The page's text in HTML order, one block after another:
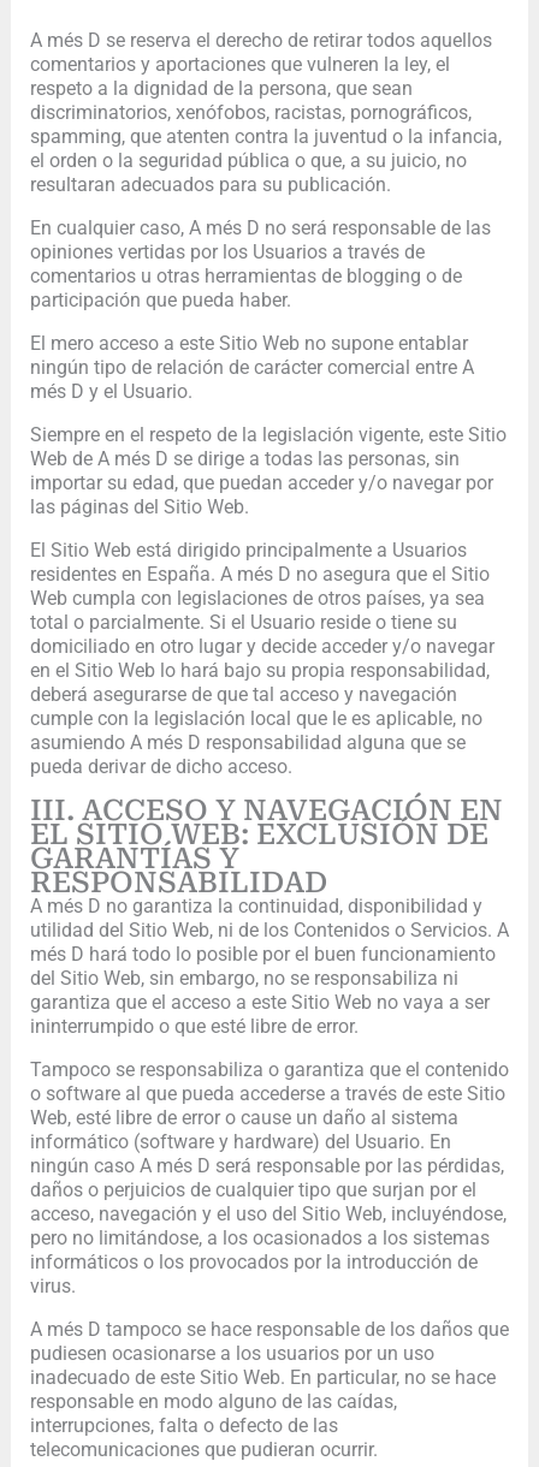
A més D se reserva el derecho de retirar todos aquellos
comentarios y aportaciones que vulneren la ley, el
respeto a la dignidad de la persona, que sean
discriminatorios, xenófobos, racistas, pornográficos,
spamming, que atenten contra la juventud o la infancia,
el orden o la seguridad pública o que, a su juicio, no
resultaran adecuados para su publicación.
En cualquier caso, A més D no será responsable de las
opiniones vertidas por los Usuarios a través de
comentarios u otras herramientas de blogging o de
participación que pueda haber.
El mero acceso a este Sitio Web no supone entablar
ningún tipo de relación de carácter comercial entre A
més D y el Usuario.
Siempre en el respeto de la legislación vigente, este Sitio
Web de A més D se dirige a todas las personas, sin
importar su edad, que puedan acceder y/o navegar por
las páginas del Sitio Web.
El Sitio Web está dirigido principalmente a Usuarios
residentes en España. A més D no asegura que el Sitio
Web cumpla con legislaciones de otros países, ya sea
total o parcialmente. Si el Usuario reside o tiene su
domiciliado en otro lugar y decide acceder y/o navegar
en el Sitio Web lo hará bajo su propia responsabilidad,
deberá asegurarse de que tal acceso y navegación
cumple con la legislación local que le es aplicable, no
asumiendo A més D responsabilidad alguna que se
pueda derivar de dicho acceso.
III. ACCESO Y NAVEGACIÓN EN
EL SITIO WEB: EXCLUSIÓN DE
GARANTÍAS Y
RESPONSABILIDAD
A més D no garantiza la continuidad, disponibilidad y
utilidad del Sitio Web, ni de los Contenidos o Servicios. A
més D hará todo lo posible por el buen funcionamiento
del Sitio Web, sin embargo, no se responsabiliza ni
garantiza que el acceso a este Sitio Web no vaya a ser
ininterrumpido o que esté libre de error.
Tampoco se responsabiliza o garantiza que el contenido
o software al que pueda accederse a través de este Sitio
Web, esté libre de error o cause un daño al sistema
informático (software y hardware) del Usuario. En
ningún caso A més D será responsable por las pérdidas,
daños o perjuicios de cualquier tipo que surjan por el
acceso, navegación y el uso del Sitio Web, incluyéndose,
pero no limitándose, a los ocasionados a los sistemas
informáticos o los provocados por la introducción de
virus.
A més D tampoco se hace responsable de los daños que
pudiesen ocasionarse a los usuarios por un uso
inadecuado de este Sitio Web. En particular, no se hace
responsable en modo alguno de las caídas,
interrupciones, falta o defecto de las
telecomunicaciones que pudieran ocurrir.